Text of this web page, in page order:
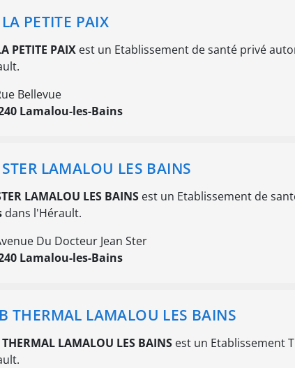
PETITE PAIX
PETITE PAIX est un Etablissement de santé privé
Bellevue
Lamalou-les-Bains
STER LAMALOU LES BAINS
LAMALOU LES BAINS est un Etablissement de
dans l'Hérault.
Du Docteur Jean Ster
Lamalou-les-Bains
THERMAL LAMALOU LES BAINS
THERMAL LAMALOU LES BAINS est un Etablissement